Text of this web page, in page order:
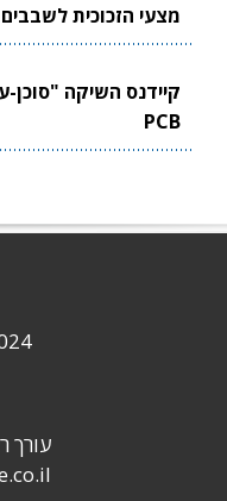
מצעי הזכוכית לשבבים
קיידנס השיקה
PCB
עורך